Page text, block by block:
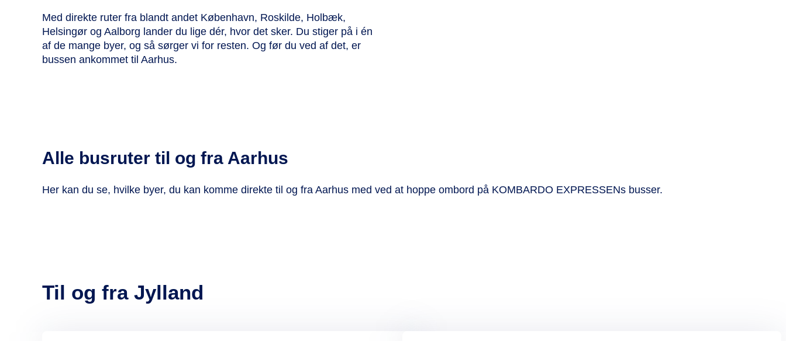
Med direkte ruter fra blandt andet København, Roskilde, Holbæk,
Helsingør og Aalborg lander du lige dér, hvor det sker. Du stiger på i én
af de mange byer, og så sørger vi for resten. Og før du ved af det, er
bussen ankommet til Aarhus.
Alle busruter til og fra Aarhus
Her kan du se, hvilke byer, du kan komme direkte til og fra Aarhus med ved at hoppe ombord på KOMBARDO EXPRESSENs busser.
Til og fra Jylland